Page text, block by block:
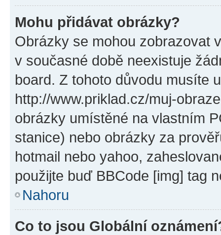
Mohu přidávat obrázky?
Obrázky se mohou zobrazovat
v současné době neexistuje
board. Z tohoto důvodu musíte
http://www.priklad.cz/muj-
obrázky umístěné na vlastním
stanice) nebo obrázky za
hotmail nebo yahoo,
použijte buď BBCode [img] tag
Nahoru
Co to jsou Globální